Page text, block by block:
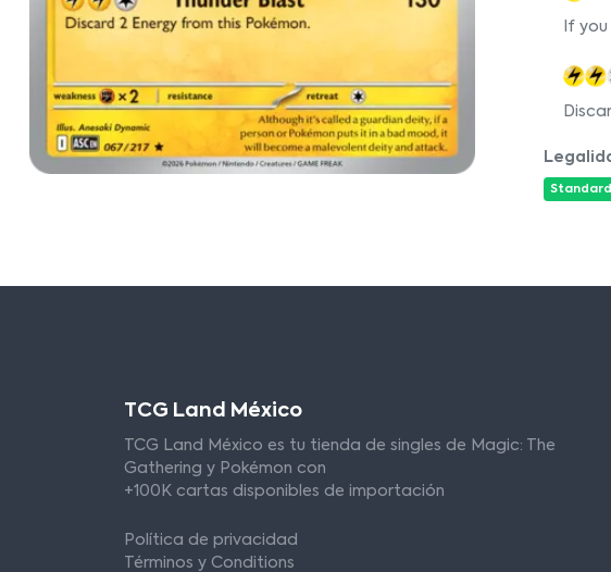
If
Standard
TCG Land México
TCG Land México es tu tienda de singles de Magic: The
Gathering y Pokémon con
+100K cartas disponibles de importación
Política de privacidad
Términos y Conditions